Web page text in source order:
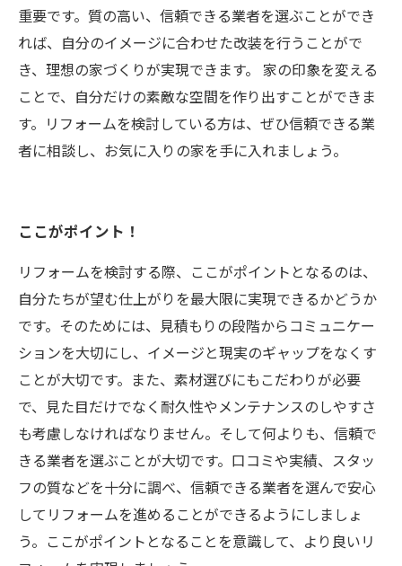
重要です。質の高い、信頼できる業者を選ぶことができ
れば、自分のイメージに合わせた改装を行うことがで
き、理想の家づくりが実現できます。 家の印象を変える
ことで、自分だけの素敵な空間を作り出すことができま
す。リフォームを検討している方は、ぜひ信頼できる業
者に相談し、お気に入りの家を手に入れましょう。
ここがポイント！
リフォームを検討する際、ここがポイントとなるのは、
自分たちが望む仕上がりを最大限に実現できるかどうか
です。そのためには、見積もりの段階からコミュニケー
ションを大切にし、イメージと現実のギャップをなくす
ことが大切です。また、素材選びにもこだわりが必要
で、見た目だけでなく耐久性やメンテナンスのしやすさ
も考慮しなければなりません。そして何よりも、信頼で
きる業者を選ぶことが大切です。口コミや実績、スタッ
フの質などを十分に調べ、信頼できる業者を選んで安心
してリフォームを進めることができるようにしましょ
う。ここがポイントとなることを意識して、より良いリ